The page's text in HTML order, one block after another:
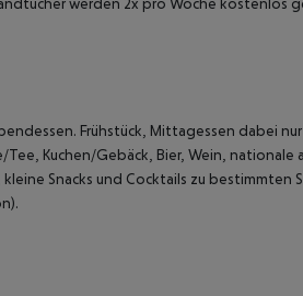
Frühstück, Mittagessen dabei
Kuchen/Gebäck, Bier, Wein, nationale
Snacks und Cocktails zu bestimmten